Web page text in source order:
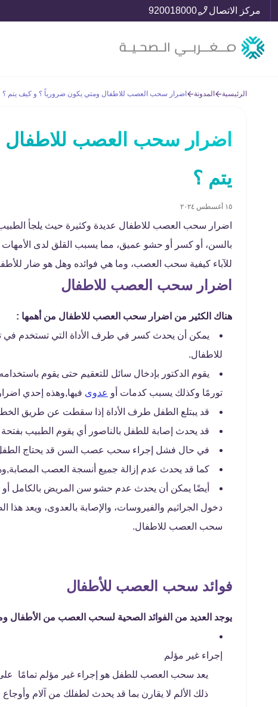
مركز الاتصال 920018000
الرئيسية المدونة اضرار سحب العصب للاطفال ومتي يكون ضرورياً ؟ و كيف يتم ؟
اضرار سحب العصب
يتم ؟
١٥ أغسطس ٢٠٢٤
اضرار سحب العصب للاطفال عديدة وكثيرة حيث يلجأ
بالسن، أو كسر أو حشو عميق، مما يسبب القلق لدى
للآباء كيفية سحب العصب، وما هي فوائده وهل هو ضار
اضرار سحب العصب للاطفال
هناك الكثير من اضرار سحب العصب للاطفال من أهمها :
يمكن أن يحدث كسر في طرف الأداة التي تستخدم
للاطفال.
يقوم الدكتور بإدخال سائل للتعقيم حتى يقوم
تورمًا وكذلك يسبب كدمات أو عدوى فيها,وهذه إحدي
قد يبتلع الطفل طرف الأداة إذا سقطت عن طريق
قد يحدث إصابة للطفل بالناصور أي يقوم الطبيب
في حال فشل إجراء سحب عصب السن قد يحتاج
كما قد يحدث عدم إزالة جميع أنسجة العصب
أيضًا يمكن أن يحدث عدم حشو سن المريض بالكامل
دخول الجراثيم والفيروسات، والإصابة بالعدوى، ويعد
سحب العصب للاطفال.
فوائد سحب العصب للأطفال
يوجد العديد من الفوائد الصحية لسحب العصب من الأطفال
إجراء غير مؤلم
يعد سحب العصب للطفل هو إجراء غير مؤلم تمامًا
ذلك الألم لا يقارن بما قد يحدث لطفلك من آلام